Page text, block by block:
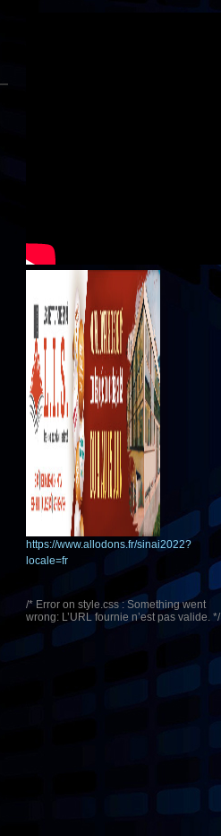
https://www.allodons.fr/sinai2022?
locale=fr
/* Error on style.css : Something went
wrong: L’URL fournie n’est pas valide. */